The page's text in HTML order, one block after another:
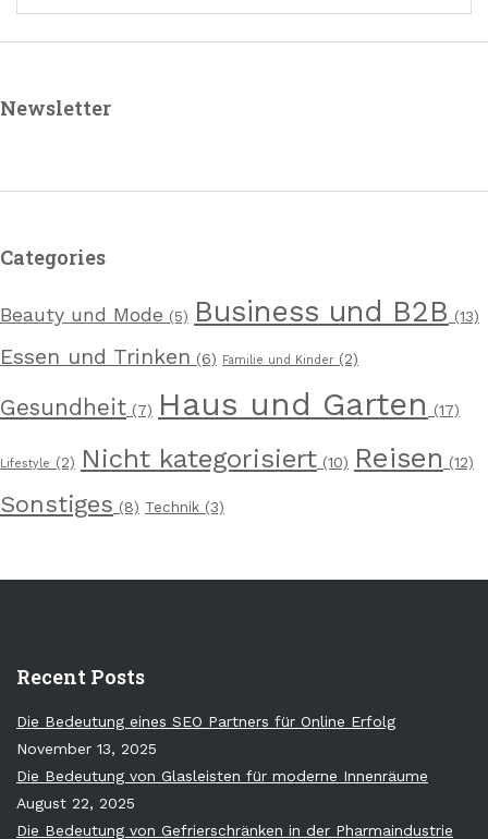
Newsletter
Categories
Beauty und Mode (5) Business und B2B (13)
Essen und Trinken (6) Familie und Kinder (2)
Gesundheit (7) Haus und Garten (17)
Lifestyle (2) Nicht kategorisiert (10) Reisen (12)
Sonstiges (8) Technik (3)
Recent Posts
Die Bedeutung eines SEO Partners für Online Erfolg
November 13, 2025
Die Bedeutung von Glasleisten für moderne Innenräume
August 22, 2025
Die Bedeutung von Gefrierschränken in der Pharmaindustrie